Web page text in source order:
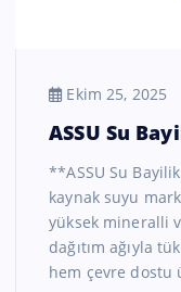
Ekim 25, 2025
ASSU Su
**ASSU Su
kaynak suyu
yüksek mineralli
dağıtım ağıyla
hem çevre dostu